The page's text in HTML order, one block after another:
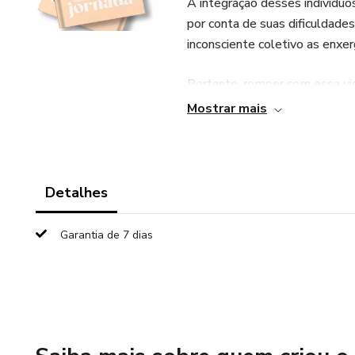
por conta de suas
inconsciente coletivo as
Portanto, romper com essa
mas consiste na necessidade
Mostrar mais
Detalhes
Garantia de 7 dias